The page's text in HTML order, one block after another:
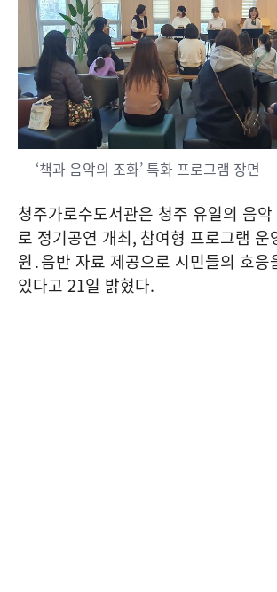
‘책과 음악의 조화’ 특화 프로그램 장면
청주가로수도서관은 청주 유일의 음
로 정기공연 개최, 참여형 프로그램 운
원․음반 자료 제공으로 시민들의 호응
있다고 21일 밝혔다.